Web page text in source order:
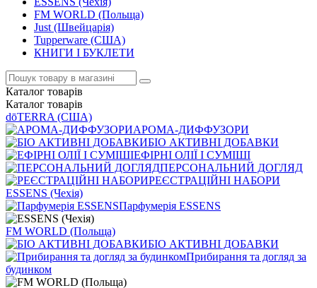
FM WORLD (Польща)
Just (Швейцарія)
Tupperware (США)
КНИГИ І БУКЛЕТИ
Каталог товарів
Каталог товарів
dōTERRA (США)
АРОМА-ДИФФУЗОРИ
БІО АКТИВНІ ДОБАВКИ
ЕФІРНІ ОЛІЇ І СУМІШІ
ПЕРСОНАЛЬНИЙ ДОГЛЯД
РЕЄСТРАЦІЙНІ НАБОРИ
ESSENS (Чехія)
Парфумерія ESSENS
FM WORLD (Польща)
БІО АКТИВНІ ДОБАВКИ
Прибирання та догляд за
будинком